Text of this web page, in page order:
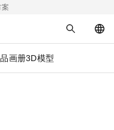
画册3D模型